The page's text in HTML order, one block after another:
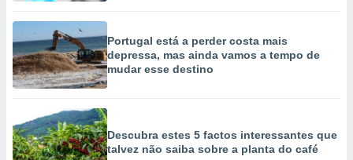
Portugal está a perder costa mais
depressa, mas ainda vamos a tempo de
mudar esse destino
Descubra estes 5 factos interessantes que
talvez não saiba sobre a planta do café